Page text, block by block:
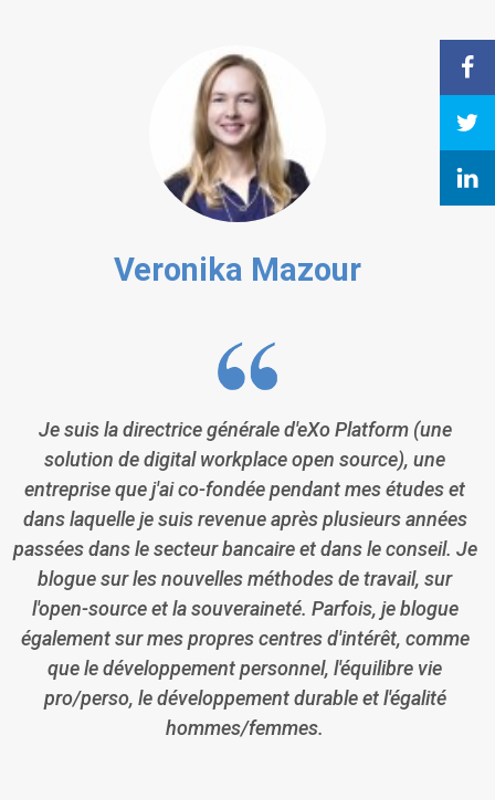
Veronika Mazour
Je suis la directrice générale d'eXo Platform (une
solution de digital workplace open source), une
entreprise que j'ai co-fondée pendant mes études et
dans laquelle je suis revenue après plusieurs années
passées dans le secteur bancaire et dans le conseil. Je
blogue sur les nouvelles méthodes de travail, sur
l'open-source et la souveraineté. Parfois, je blogue
également sur mes propres centres d'intérêt, comme
que le développement personnel, l'équilibre vie
pro/perso, le développement durable et l'égalité
hommes/femmes.